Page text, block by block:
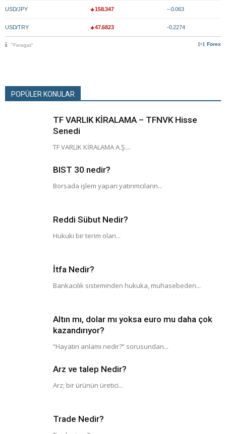
USD/JPY 158.347 --0.063
USD/TRY 47.6823 -0.2274
Forex
"Feragat"
POPÜLER KONULAR
TF VARLIK KİRALAMA – TFNVK Hisse
Senedi
TF VARLIK KİRALAMA A.Ş....
BIST 30 nedir?
Borsada işlem yapan yatırımcıların...
Reddi Sübut Nedir?
Hukuki bir terim olan...
İtfa Nedir?
Bankacılık sisteminden hukuka, muhasebeden...
Altın mı, dolar mı yoksa euro mu daha çok
kazandırıyor?
“Hayatın anlamı nedir?” sorusundan...
Arz ve talep Nedir?
Arz; bir ürünün üretici...
Trade Nedir?